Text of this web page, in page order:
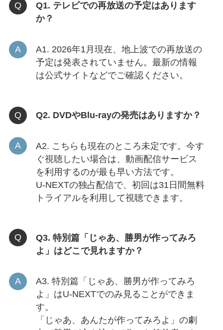
Q1. テレビでの再放送の予定はあります
か？
A1. 2026年1月現在、地上波での再放送の
予定は発表されていません。最新の情報
は公式サイトなどでご確認ください。
Q2. DVDやBlu-rayの発売はありますか？
A2. こちらも現在のところ未定です。今す
ぐ視聴したい場合は、動画配信サービス
を利用するのが最も早い方法です。
U-NEXTの独占配信で、初回は31日間無料
トライアルを利用して視聴できます。
Q3. 特別篇「じゃあ、勝男が作ってみろ
よ」はどこで見れますか？
A3. 特別篇「じゃあ、勝男が作ってみろ
よ」はU-NEXTでのみ見ることができま
す。
「じゃあ、あんたが作ってみろよ」の劇